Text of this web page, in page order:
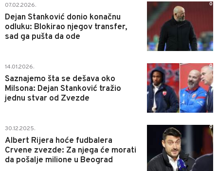
07.02.2026.
Dejan Stanković donio konačnu
odluku: Blokirao njegov transfer,
sad ga pušta da ode
0
14.01.2026.
Saznajemo šta se dešava oko
Milsona: Dejan Stanković tražio
jednu stvar od Zvezde
0
30.12.2025.
Albert Rijera hoće fudbalera
Crvene zvezde: Za njega će morati
da pošalje milione u Beograd
0